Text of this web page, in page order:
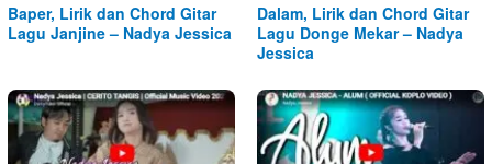
Baper, Lirik dan Chord Gitar
Lagu Janjine – Nadya Jessica
Dalam, Lirik dan Chord Gitar
Lagu Donge Mekar – Nadya
Jessica